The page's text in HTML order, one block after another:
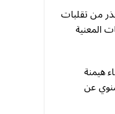
من تقلبات
المعنية
هيمنة
عن